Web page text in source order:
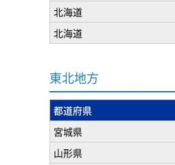
北海道
北海道
東北地方
都道府県
宮城県
山形県